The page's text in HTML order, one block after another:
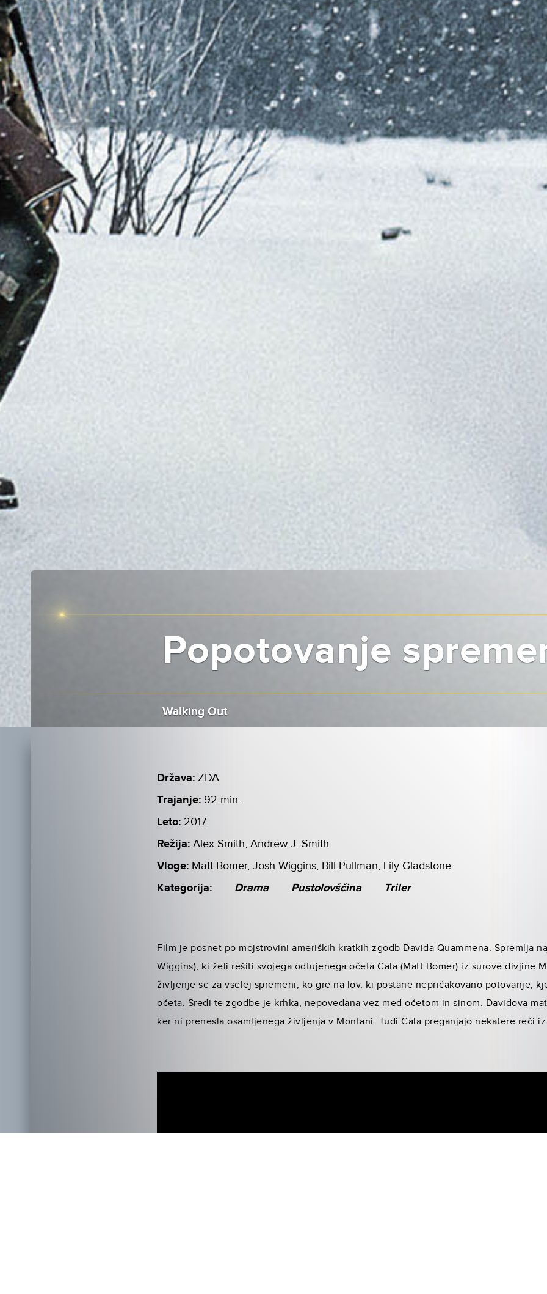
Popotovanje
Walking Out
Država: ZDA
Trajanje: 92 min.
Leto: 2017.
Režija: Alex Smith, Andrew J. Smith
Vloge: Matt Bomer, Josh Wiggins, Bill Pullman, Lily Gladstone
Kategorija: Drama Pustolovščina Triler
Film je posnet po mojstrovini ameriških kratkih zgodb Davida Quammena. Spremlja
Wiggins), ki želi rešiti svojega odtujenega očeta Cala (Matt Bomer) iz surove divjine
življenje se za vselej spremeni, ko gre na lov, ki postane nepričakovano potovanje,
očeta. Sredi te zgodbe je krhka, nepovedana vez med očetom in sinom. Davidova
ker ni prenesla osamljenega življenja v Montani. Tudi Cala preganjajo nekatere reči